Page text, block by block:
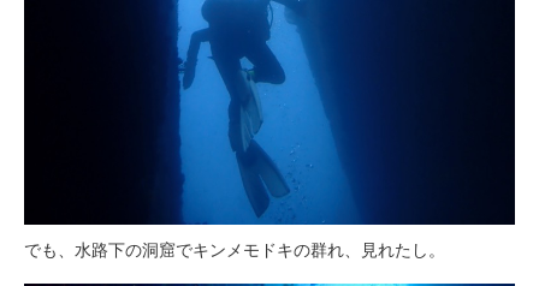
でも、水路下の洞窟でキンメモドキの群れ、見れたし。